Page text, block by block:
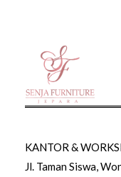
KANTOR &
Jl. Taman Siswa,